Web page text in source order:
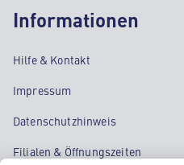
Informationen
Hilfe & Kontakt
Impressum
Datenschutzhinweis
Filialen & Öffnungszeiten